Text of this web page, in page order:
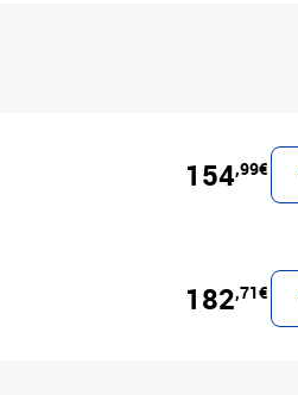
154,99€
182,71€